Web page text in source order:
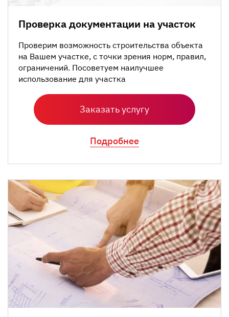
Проверка документации на участок
Проверим возможность строительства объекта
на Вашем участке, с точки зрения норм, правил,
ограничений. Посоветуем наилучшее
использование для участка
Заказать услугу
Подробнее